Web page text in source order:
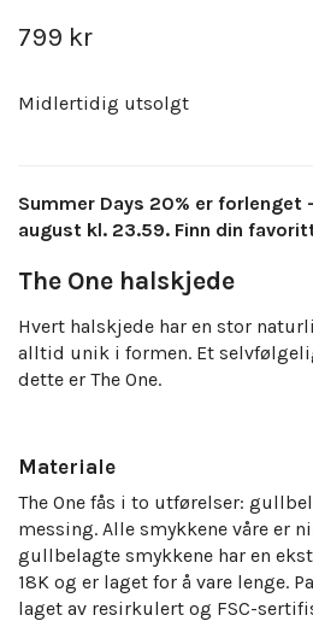
799 kr
Midlertidig utsolgt
Summer Days 20% er
august kl. 23.59. Finn din
The One halskjede
Hvert halskjede har en stor
alltid unik i formen. Et
dette er The One.
Materiale
The One fås i to utførelser:
messing. Alle smykkene våre er
gullbelagte smykkene har en
18K og er laget for å vare lenge.
laget av resirkulert og FSC-